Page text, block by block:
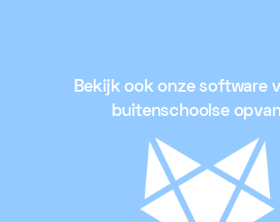
Bekijk ook onze software
buitenschoolse